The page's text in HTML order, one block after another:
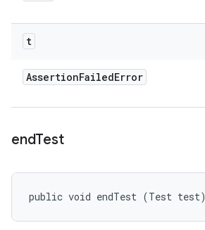
t
AssertionFailedError
endTest
public void endTest (Test test)